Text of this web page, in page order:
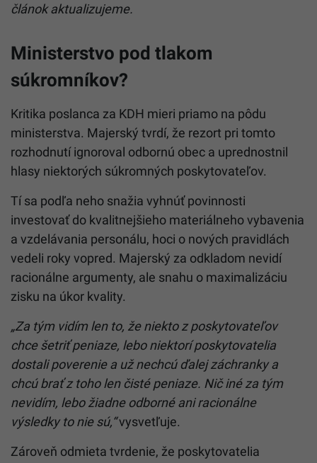
článok aktualizujeme.
Ministerstvo pod tlakom
súkromníkov?
Kritika poslanca za KDH mieri priamo na pôdu
ministerstva. Majerský tvrdí, že rezort pri tomto
rozhodnutí ignoroval odbornú obec a uprednostnil
hlasy niektorých súkromných poskytovateľov.
Tí sa podľa neho snažia vyhnúť povinnosti
investovať do kvalitnejšieho materiálneho vybavenia
a vzdelávania personálu, hoci o nových pravidlách
vedeli roky vopred. Majerský za odkladom nevidí
racionálne argumenty, ale snahu o maximalizáciu
zisku na úkor kvality.
„Za tým vidím len to, že niekto z poskytovateľov
chce šetriť peniaze, lebo niektorí poskytovatelia
dostali poverenie a už nechcú ďalej záchranky a
chcú brať z toho len čisté peniaze. Nič iné za tým
nevidím, lebo žiadne odborné ani racionálne
výsledky to nie sú,“vysvetľuje.
Zároveň odmieta tvrdenie, že poskytovatelia